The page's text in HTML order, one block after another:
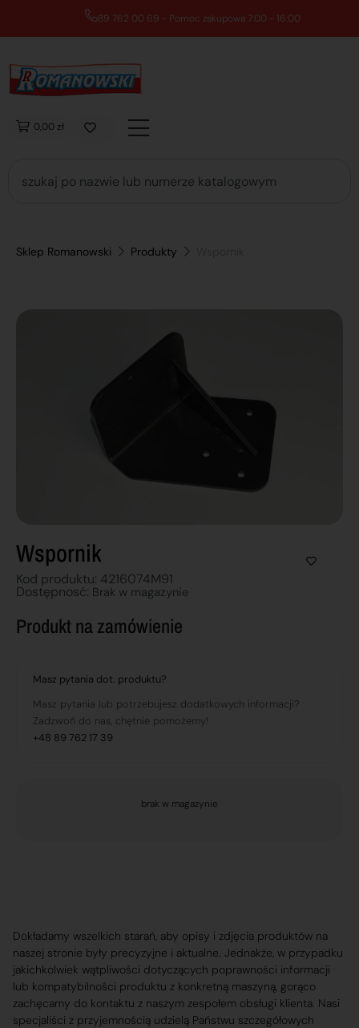
89 762 00 69 - Pomoc zakupowa 7:00 - 16:00
0,00 zł
Sklep Romanowski Produkty
Wspornik
Kod produktu: 4216074M91
Dostępnosć: Brak w magazynie
Produkt na zamówienie
Masz pytania dot. produktu?
Masz pytania lub potrzebujesz dodatkowych informacji?
Zadzwoń do nas, chętnie pomożemy!
+48 89 762 17 39
brak w magazynie
Dokładamy wszelkich starań, aby opisy i zdjęcia produktów na
naszej stronie były precyzyjne i aktualne. Jednakże, w przypadku
jakichkolwiek wątpliwości dotyczących poprawności informacji
lub kompatybilności produktu z konkretną maszyną, gorąco
zachęcamy do kontaktu z naszym zespołem obsługi klienta. Nasi
specjaliści z przyjemnością udzielą Państwu szczegółowych